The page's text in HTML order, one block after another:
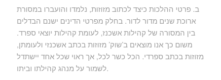
ב. פרטי ההלכות כיצד לכתוב מזוזות, נלמדו והועברו במסורת
ארוכת שנים מדור לדור. בחלק מפרטי הדינים ישנם הבדלים
בין המסורה של קהילות אשכנז, לעומת קהילות יוצאי ספרד.
משום כך אנו מוצאים ב’שוק’ מזוזות בכתב אשכנזי ולעומתן,
מזוזות בכתב ספרדי. הכל כשר לכל, אך ראוי שכל אחד יישתדל
לשמור על מנהג קהילתו וביתו.